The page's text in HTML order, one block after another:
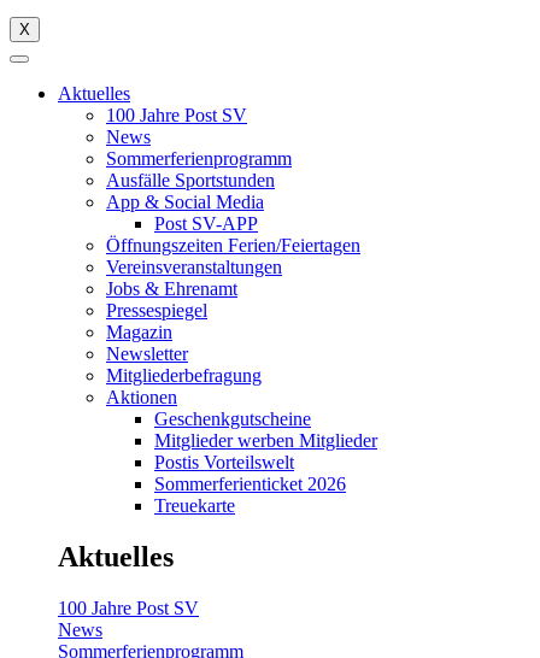
X
Aktuelles
100 Jahre Post SV
News
Sommerferienprogramm
Ausfälle Sportstunden
App & Social Media
Post SV-APP
Öffnungszeiten Ferien/Feiertagen
Vereinsveranstaltungen
Jobs & Ehrenamt
Pressespiegel
Magazin
Newsletter
Mitgliederbefragung
Aktionen
Geschenkgutscheine
Mitglieder werben Mitglieder
Postis Vorteilswelt
Sommerferienticket 2026
Treuekarte
Aktuelles
100 Jahre Post SV
News
Sommerferienprogramm